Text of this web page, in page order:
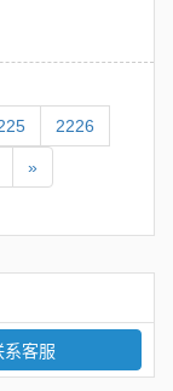
2226
»
系客服